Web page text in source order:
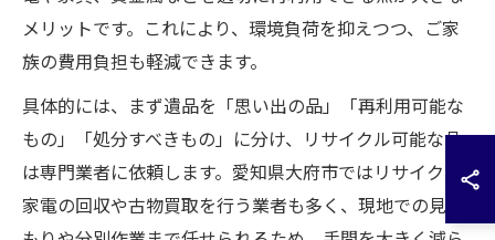
メリットです。これにより、環境負荷を抑えつつ、ご家
族の費用負担も軽減できます。
具体的には、まず遺品を「思い出の品」「再利用可能な
もの」「処分すべきもの」に分け、リサイクル可能な品
は専門業者に依頼します。愛知県大府市ではリサイクル
家電の回収や古物買取を行う業者も多く、現地での見積